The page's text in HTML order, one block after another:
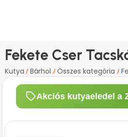
Fekete Cser
Kutya / Bárhol / Összes kategória /
Akciós kutyaeledel a